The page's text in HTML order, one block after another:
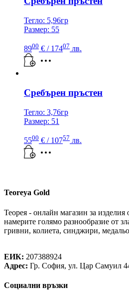
Тегло: 5,96гр
Размер: 55
8900 € / 17407 лв.
Сребърен пръстен
Тегло: 3,76гр
Размер: 51
5500 € / 10757 лв.
Teoreya Gold
Теорея - онлайн магазин за
намерите голямо разнообразие от
гривни, колиета, синджири,
ЕИК: 207388924
Адрес: Гр. София, ул. Цар Самуил
Социални връзки